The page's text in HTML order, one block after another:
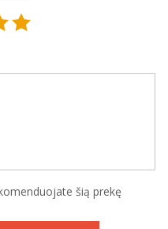
šią prekę